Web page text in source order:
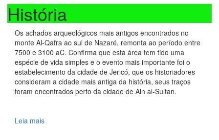
História
Os achados arqueológicos mais antigos encontrados no
monte Al-Qafra ao sul de Nazaré, remonta ao período entre
7500 e 3100 aC. Confirma que esta área tem tido uma
espécie de vida simples e o evento mais importante foi o
estabelecimento da cidade de Jericó, que os historiadores
consideram a cidade mais antiga da história, seus traços
foram encontrados perto da cidade de Ain al-Sultan.
Leia mais